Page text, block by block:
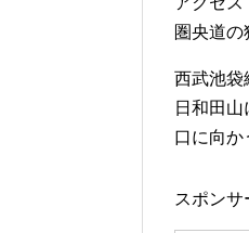
圏央道
西武池袋
日和田
口に向か
スポンサ